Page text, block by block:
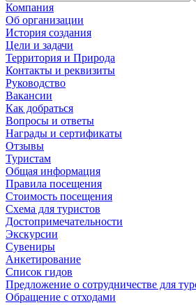
Компания
Об организации
История создания
Цели и задачи
Территория и Природа
Контакты и реквизиты
Руководство
Вакансии
Как добраться
Вопросы и ответы
Награды и сертификаты
Отзывы
Туристам
Общая информация
Правила посещения
Стоимость посещения
Схема для туристов
Достопримечательности
Экскурсии
Сувениры
Анкетирование
Список гидов
Предложение о сотрудничестве для
Обращение с отходами